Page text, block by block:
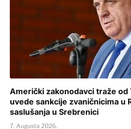
Američki zakonodavci traže od
uvede sankcije zvaničnicima u
saslušanja u Srebrenici
7. Augusta 2026.